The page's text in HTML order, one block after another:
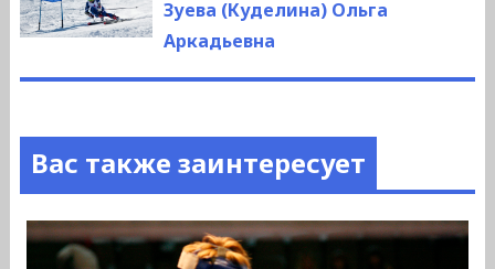
запись:
Зуева (Куделина) Ольга
Аркадьевна
Вас также заинтересует